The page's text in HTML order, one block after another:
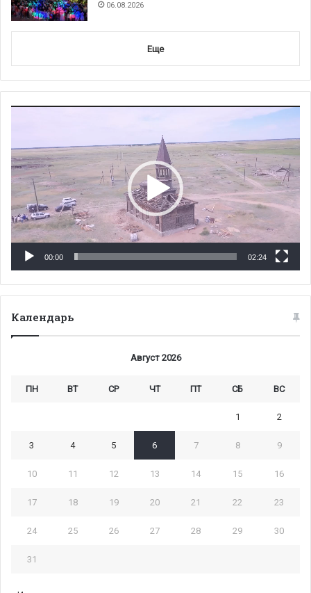
06.08.2026
Еще
00:00 02:24
Календарь
Август 2026
ПН ВТ СР ЧТ ПТ СБ ВС
1 2
3 4 5 6 7 8 9
10 11 12 13 14 15 16
17 18 19 20 21 22 23
24 25 26 27 28 29 30
31